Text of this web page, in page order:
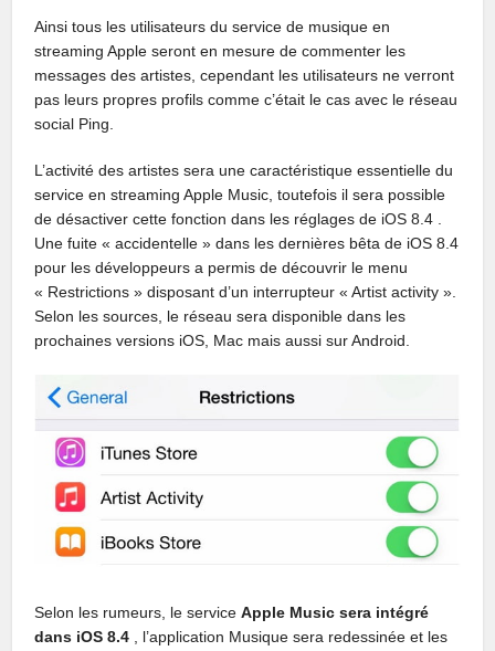
Ainsi tous les utilisateurs du service de musique en
streaming Apple seront en mesure de commenter les
messages des artistes, cependant les utilisateurs ne verront
pas leurs propres profils comme c’était le cas avec le réseau
social Ping.
L’activité des artistes sera une caractéristique essentielle du
service en streaming Apple Music, toutefois il sera possible
de désactiver cette fonction dans les réglages de iOS 8.4 .
Une fuite « accidentelle » dans les dernières bêta de iOS 8.4
pour les développeurs a permis de découvrir le menu
« Restrictions » disposant d’un interrupteur « Artist activity ».
Selon les sources, le réseau sera disponible dans les
prochaines versions iOS, Mac mais aussi sur Android.
Selon les rumeurs, le serviceApple Music sera intégré
dans iOS 8.4 , l’application Musique sera redessinée et les